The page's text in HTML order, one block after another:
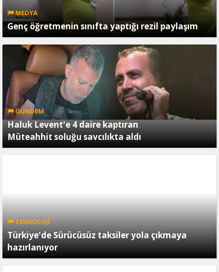
MEDYA
Genç öğretmenin sınıfta yaptığı rezil paylaşım
GÜNDEM
Haluk Levent'e 4 daire kaptıran
Müteahhit soluğu savcılıkta aldı
TEKNOLOJİ
Türkiye'de Sürücüsüz taksiler yola çıkmaya
hazırlanıyor